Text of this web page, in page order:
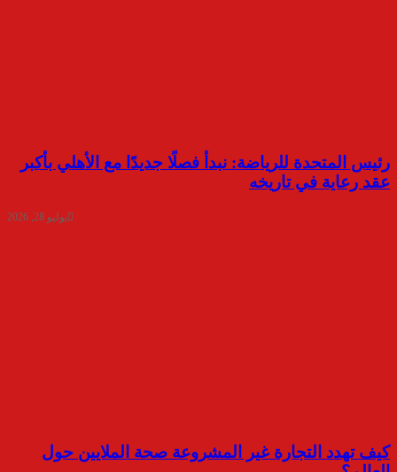
رئيس المتحدة للرياضة: نبدأ فصلًا جديدًا مع الأهلي بأكبر
عقد رعاية في تاريخه
يوليو 28, 2026
كيف تهدد التجارة غير المشروعة صحة الملايين حول